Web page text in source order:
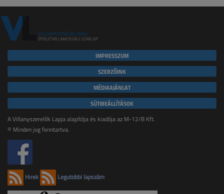
IMPRESSZUM
SZERZŐINK
MÉDIAAJÁNLAT
SÜTIBEÁLLÍTÁSOK
A Villanyszerelők Lapja alapítója és kiadója az M-12/B Kft.
© Minden jog fenntartva.
Hírek Legutóbbi lapszám